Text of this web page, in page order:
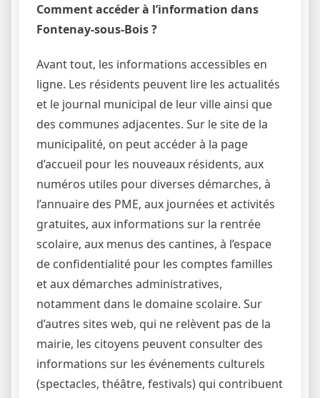
Comment accéder à l’information dans
Fontenay-sous-Bois ?
Avant tout, les informations accessibles en
ligne. Les résidents peuvent lire les actualités
et le journal municipal de leur ville ainsi que
des communes adjacentes. Sur le site de la
municipalité, on peut accéder à la page
d’accueil pour les nouveaux résidents, aux
numéros utiles pour diverses démarches, à
l’annuaire des PME, aux journées et activités
gratuites, aux informations sur la rentrée
scolaire, aux menus des cantines, à l’espace
de confidentialité pour les comptes familles
et aux démarches administratives,
notamment dans le domaine scolaire. Sur
d’autres sites web, qui ne relèvent pas de la
mairie, les citoyens peuvent consulter des
informations sur les événements culturels
(spectacles, théâtre, festivals) qui contribuent